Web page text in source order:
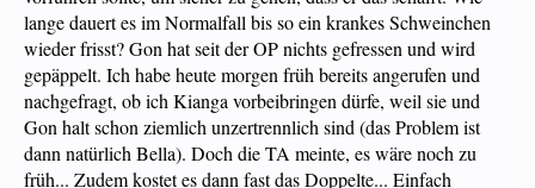
lange dauert es im Normalfall bis so ein krankes Schweinchen
wieder frisst? Gon hat seit der OP nichts gefressen und wird
gepäppelt. Ich habe heute morgen früh bereits angerufen und
nachgefragt, ob ich Kianga vorbeibringen dürfe, weil sie und
Gon halt schon ziemlich unzertrennlich sind (das Problem ist
dann natürlich Bella). Doch die TA meinte, es wäre noch zu
früh... Zudem kostet es dann fast das Doppelte... Einfach